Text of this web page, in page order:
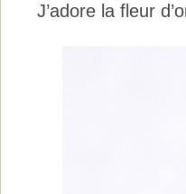
J’adore la fleur